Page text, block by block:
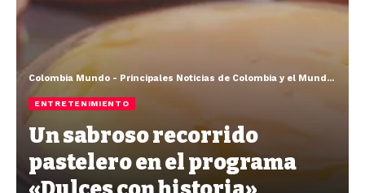
Colombia Mundo - Principales Noticias de Colombia y el Mundo Hoy
ENTRETENIMIENTO
Un sabroso recorrido
pastelero en el programa